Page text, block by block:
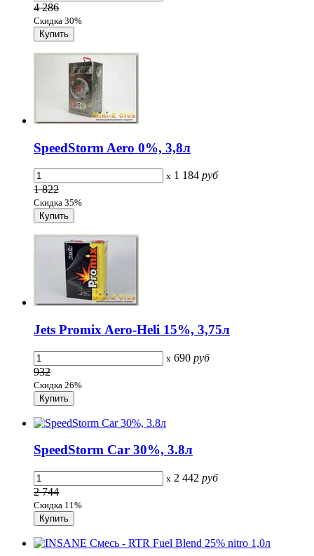
4 286
Скидка 30%
SpeedStorm Aero 0%, 3,8л
x 1 184 руб
1 822
Скидка 35%
Jets Promix Aero-Heli 15%, 3,75л
x 690 руб
932
Скидка 26%
SpeedStorm Car 30%, 3.8л
x 2 442 руб
2 744
Скидка 11%